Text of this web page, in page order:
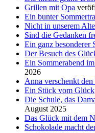
Grillen mit Opa
Ein bunter
Nicht in unserem
Sind die Gedanken
Ein ganz besonderer
Der Besuch des
Ein Sommerabend
2026
Anna verschenkt den
Ein Stück vom Glück
Die Schule, das
August 2025
Das Glück mit dem
Schokolade macht